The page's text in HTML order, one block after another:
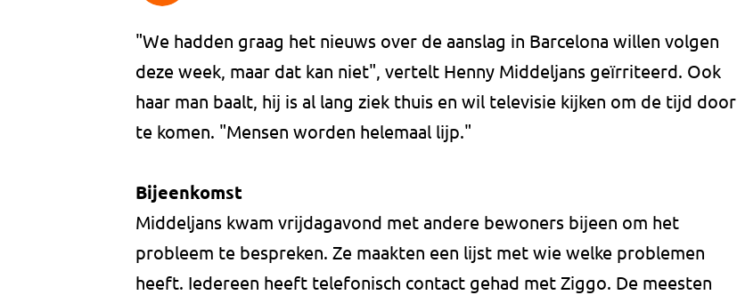
"We hadden graag het nieuws over de aanslag in Barcelona willen volgen
deze week, maar dat kan niet", vertelt Henny Middeljans geïrriteerd. Ook
haar man baalt, hij is al lang ziek thuis en wil televisie kijken om de tijd door
te komen. "Mensen worden helemaal lijp."
Bijeenkomst
Middeljans kwam vrijdagavond met andere bewoners bijeen om het
probleem te bespreken. Ze maakten een lijst met wie welke problemen
heeft. Iedereen heeft telefonisch contact gehad met Ziggo. De meesten